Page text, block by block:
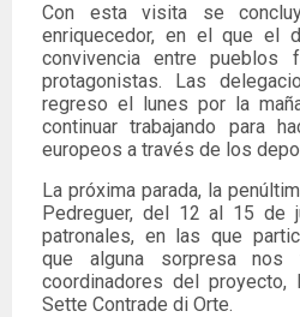
Con esta visita se
enriquecedor, en el que el
convivencia entre pueblos
protagonistas. Las
regreso el lunes por la
continuar trabajando para
europeos a través de los
La próxima parada, la
Pedreguer, del 12 al 15 de
patronales, en las que
que alguna sorpresa nos
coordinadores del proyecto,
Sette Contrade di Orte.